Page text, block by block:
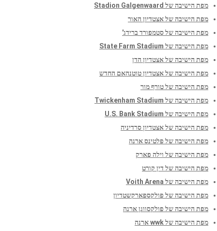
מפת הישיבה של Stadion Galgenwaard
מפת הישיבה של אצטדיון האור
מפת הישיבה של סטמפורד ברידג'
מפת הישיבה של State Farm Stadium
מפת הישיבה של אצטדיון הדן
מפת הישיבה של אצטדיון טוטנהאם החדש
מפת הישיבה של טורף מור
מפת הישיבה של Twickenham Stadium
מפת הישיבה של U.S. Bank Stadium
מפת הישיבה של אצטדיון סרדיניה
מפת הישיבה של פלטינס ארנה
מפת הישיבה של וילה פארק
מפת הישיבה של דין קורט
מפת הישיבה של Voith Arena
מפת הישיבה של פולקספארקשטדיון
מפת הישיבה של פולקסווגן ארנה
מפת הישיבה של wwk ארנה